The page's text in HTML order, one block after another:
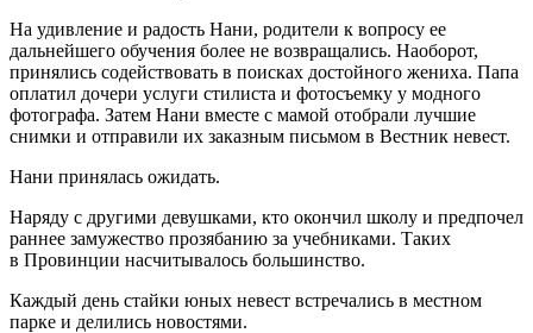
На удивление и радость Нани, родители к вопросу ее
дальнейшего обучения более не возвращались. Наоборот,
принялись содействовать в поисках достойного жениха. Папа
оплатил дочери услуги стилиста и фотосъемку у модного
фотографа. Затем Нани вместе с мамой отобрали лучшие
снимки и отправили их заказным письмом в Вестник невест.
Нани принялась ожидать.
Наряду с другими девушками, кто окончил школу и предпочел
раннее замужество прозябанию за учебниками. Таких
в Провинции насчитывалось большинство.
Каждый день стайки юных невест встречались в местном
парке и делились новостями.